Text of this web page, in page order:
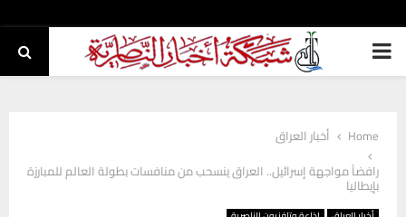
PRIMARY
Home
أخبار العراق
رافضاً مواجهة إسرائيل.. العراق ينسحب من منافسات بطولة العالم للمبارزة
بإيطاليا